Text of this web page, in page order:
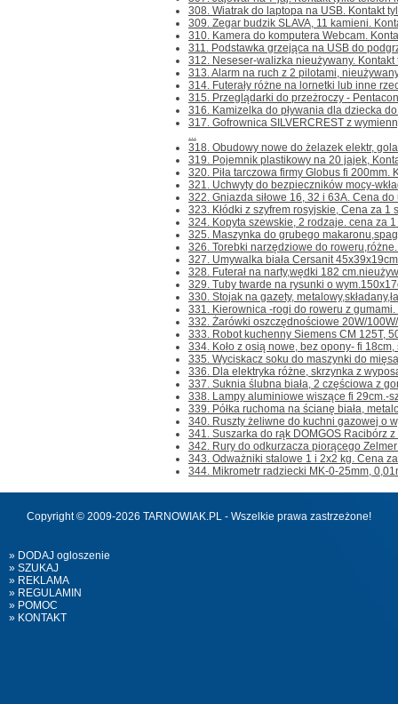
308. Wiatrak do laptopa na USB. Kontakt
309. Zegar budzik SLAVA, 11 kamieni.
310. Kamera do komputera Webcam.
311. Podstawka grzejąca na USB do
312. Neseser-walizka nieużywany. Kontakt
313. Alarm na ruch z 2 pilotami,
314. Futerały różne na lornetki lub inne
315. Przeglądarki do przeżroczy -
316. Kamizelka do pływania dla dziecka
317. Gofrownica SILVERCREST z
...
318. Obudowy nowe do żelazek elektr,
319. Pojemnik plastikowy na 20 jajek,
320. Piła tarczowa firmy Globus fi 200mm.
321. Uchwyty do bezpieczników mocy-
322. Gniazda siłowe 16, 32 i 63A. Cena
323. Kłódki z szyfrem rosyjskie, Cena za 1
324. Kopyta szewskie, 2 rodzaje. cena za 1
325. Maszynka do grubego
326. Torebki narzędziowe do
327. Umywalka biała Cersanit
328. Futerał na narty,wędki 182
329. Tuby twarde na rysunki o
330. Stojak na gazety,
331. Kierownica -rogi do roweru z gumami.
332. Żarówki oszczędnościowe 20W/
333. Robot kuchenny Siemens CM 125T,
334. Koło z osią nowe, bez opony- fi
335. Wyciskacz soku do maszynki do
336. Dla elektryka różne, skrzynka z
337. Suknia ślubna biała, 2 częściowa z
338. Lampy aluminiowe wiszące fi 29cm.-
339. Półka ruchoma na ścianę biała,
340. Ruszty żeliwne do kuchni gazowej o
341. Suszarka do rąk DOMGOS Racibórz
342. Rury do odkurzacza piorącego
343. Odważniki stalowe 1 i 2x2 kg. Cena
344. Mikrometr radziecki MK-0-25mm,
Copyright © 2009-2026 TARNOWIAK.PL - Wszelkie prawa zastrzeżone!
» DODAJ ogloszenie
» SZUKAJ
» REKLAMA
» REGULAMIN
» POMOC
» KONTAKT